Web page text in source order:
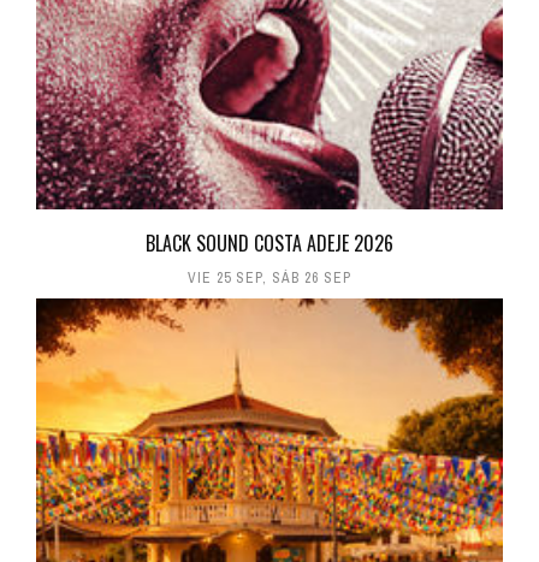
BLACK SOUND COSTA ADEJE 2026
VIE 25 SEP, SÁB 26 SEP